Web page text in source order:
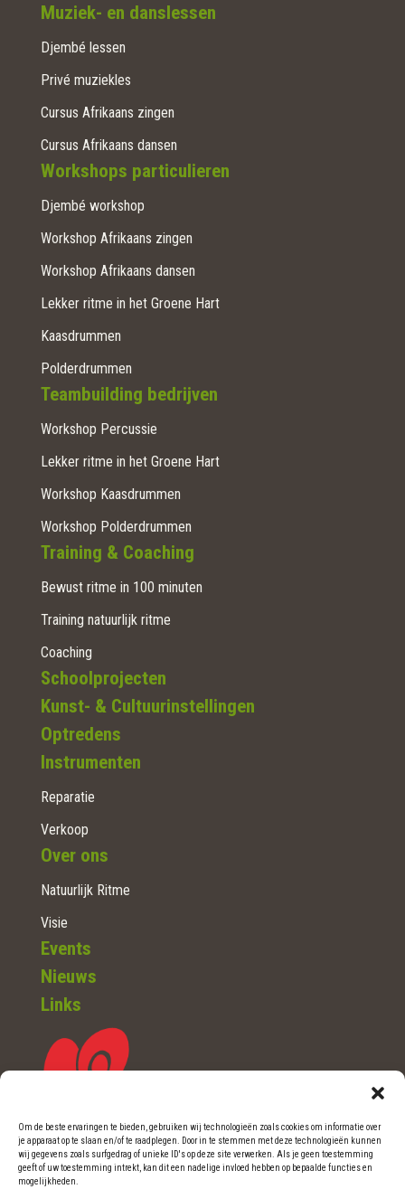
Om de beste ervaringen te bieden, gebruiken wij technologieën zoals cookies om informatie over
je apparaat op te slaan en/of te raadplegen. Door in te stemmen met deze technologieën kunnen
wij gegevens zoals surfgedrag of unieke ID's op deze site verwerken. Als je geen toestemming
geeft of uw toestemming intrekt, kan dit een nadelige invloed hebben op bepaalde functies en
mogelijkheden.
Muziek- en danslessen
Djembé lessen
Privé muziekles
Cursus Afrikaans zingen
Cursus Afrikaans dansen
Workshops particulieren
Djembé workshop
Workshop Afrikaans zingen
Workshop Afrikaans dansen
Lekker ritme in het Groene Hart
Kaasdrummen
Polderdrummen
Teambuilding bedrijven
Workshop Percussie
Lekker ritme in het Groene Hart
Workshop Kaasdrummen
Workshop Polderdrummen
Training & Coaching
Bewust ritme in 100 minuten
Training natuurlijk ritme
Coaching
Schoolprojecten
Kunst- & Cultuurinstellingen
Optredens
Instrumenten
Reparatie
Verkoop
Over ons
Natuurlijk Ritme
Visie
Events
Nieuws
Links
WOERDEN (Ut.)